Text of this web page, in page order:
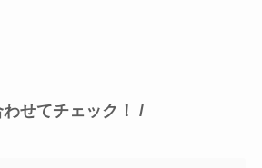
せてチェック！ /